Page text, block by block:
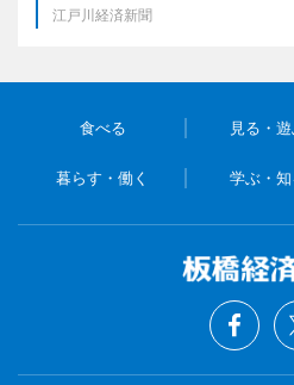
江戸川経済新聞
食べる 見る・
暮らす・働く 学ぶ・知